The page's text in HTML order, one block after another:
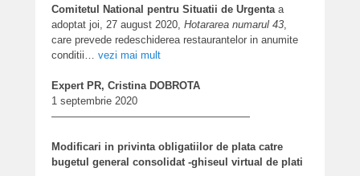
Comitetul National pentru Situatii de Urgenta a
adoptat joi, 27 august 2020, Hotararea numarul 43
care prevede redeschiderea restaurantelor in anumite
conditii… vezi mai mult
Expert PR, Cristina DOBROTA
1 septembrie 2020
———————————————————
Modificari in privinta obligatiilor de plata catre
bugetul general consolidat -ghiseul virtual de plati